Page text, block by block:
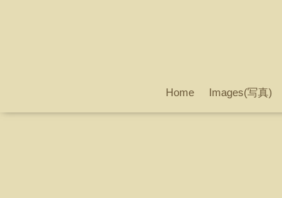
Home Images(写真)